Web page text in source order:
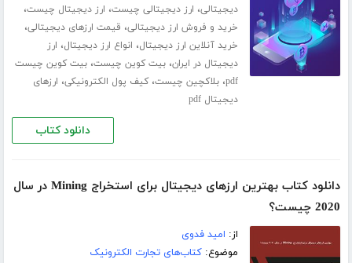
دیجیتالی، ارز دیجیتالی چیست، ارز دیجیتال چیست،
خرید و فروش ارز دیجیتالی، قیمت ارزهای دیجیتالی،
خرید آنلاین ارز دیجیتال، انواع ارز دیجیتال، ارز
دیجیتال در ایران،بیت کوین چیست،بیت کوین چیست
pdf،بلاکچین چیست،کیف پول الکترونیکی، ارزهای
دیجیتال pdf
دانلود کتاب
دانلود کتاب بهترین ارزهای دیجیتال برای استخراج Mining در سال
2020 چیست؟
از: امید فدوی
موضوع:کتاب‌های تجارت الکترونیک